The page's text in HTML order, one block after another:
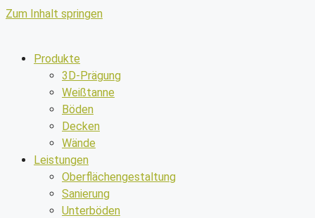
Zum Inhalt springen
Produkte
3D-Prägung
Weißtanne
Böden
Decken
Wände
Leistungen
Oberflächengestaltung
Sanierung
Unterböden